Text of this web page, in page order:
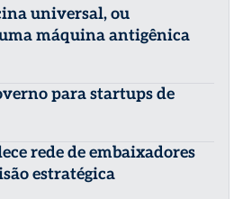
universal, ou
máquina antigênica
para startups de
rede de embaixadores
estratégica